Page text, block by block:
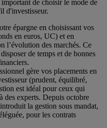
de choisir le mode de
d'investisseur.
épargne en choisissant vos
en euros, UC) et en
l’évolution des marchés. Ce
de temps et de bonnes
gère vos placements en
(prudent, équilibré,
est idéal pour ceux qui
des experts. Depuis octobre
la gestion sous mandat,
pour les contrats